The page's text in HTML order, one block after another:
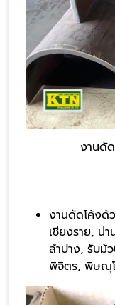
งานดั
งานดัดโค้งด้
เชียงราย, น่
ลำปาง, รับม้
พิจิตร, พิษณุ